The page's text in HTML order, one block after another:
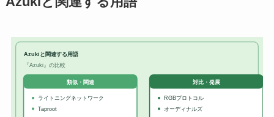
Azukiと関連する用語
『Azuki』の比較
類似・関連
ライトニングネットワーク
Taproot
対比・発展
RGBプロトコル
オーディナルズ